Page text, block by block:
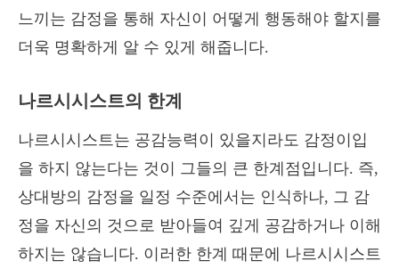
느끼는 감정을 통해 자신이 어떻게 행동해야 할지를
더욱 명확하게 알 수 있게 해줍니다.
나르시시스트의 한계
나르시시스트는 공감능력이 있을지라도 감정이입
을 하지 않는다는 것이 그들의 큰 한계점입니다. 즉,
상대방의 감정을 일정 수준에서는 인식하나, 그 감
정을 자신의 것으로 받아들여 깊게 공감하거나 이해
하지는 않습니다. 이러한 한계 때문에 나르시시스트